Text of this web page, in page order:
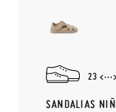
23
SANDALIAS